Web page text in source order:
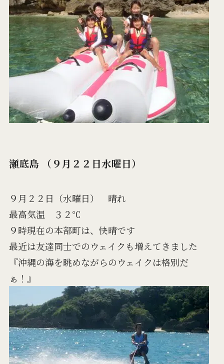
瀬底島 （９月２２日水曜日）
９月２２日（水曜日） 晴れ
最高気温 ３２℃
９時現在の本部町は、快晴です
最近は友達同士でのウェイクも増えてきました
『沖縄の海を眺めながらのウェイクは格別だ
ぁ！』